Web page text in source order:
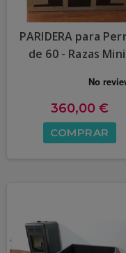
PARIDERA para
de 60 - Razas
360,00 €
COMPRAR